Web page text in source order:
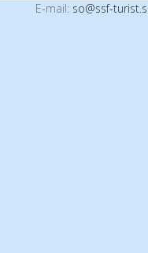
E-mail: so@ssf-